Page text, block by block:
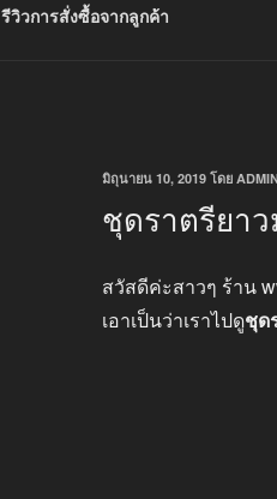
รีวิวการสั่งซื้อจากลูกค้า
เขียน
ที่
มิถุนายน 10, 2019 โดย
ชุดราตรียา
สวัสดีค่ะสาวๆ ร้าน
เอาเป็นว่าเราไปดูชุด